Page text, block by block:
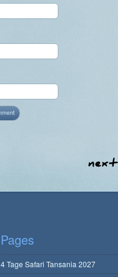
Pages
4 Tage Safari Tansania 2027